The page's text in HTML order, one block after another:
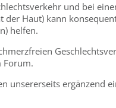
und bei
Haut) kann
helfen.
Forum.
unsererseits ergänzend